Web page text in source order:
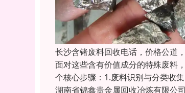
长沙含锗废料回收电话，价格公道
面对这些含有价值成分的特殊废料
个核心步骤：1.废料识别与分类收
湖南省锦鑫贵金属回收冶炼有限公司